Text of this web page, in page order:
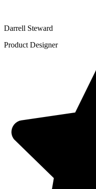
Darrell Steward
Product Designer